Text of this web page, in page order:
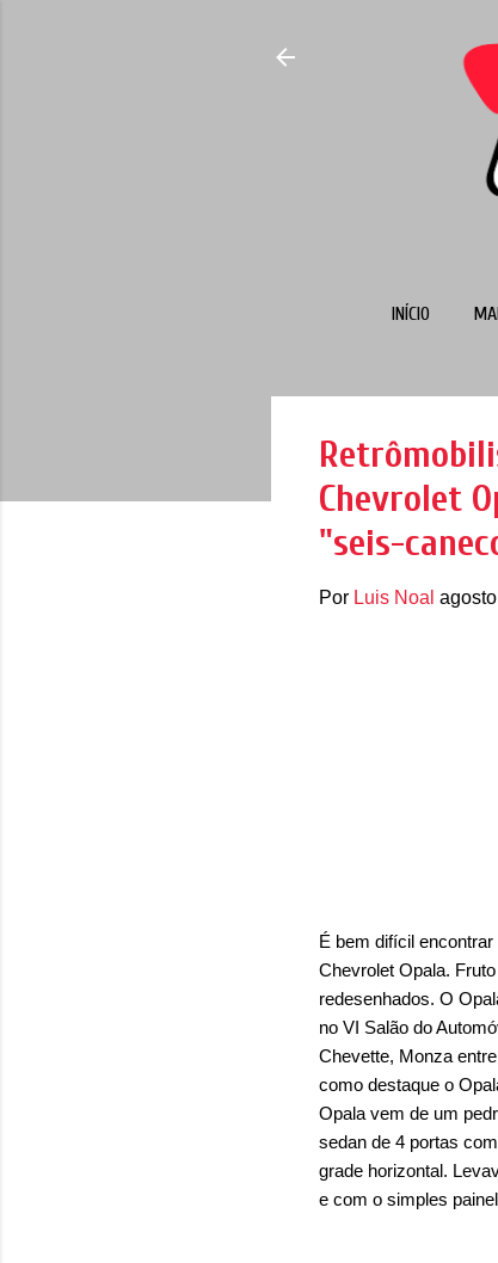
INÍCIO
Chevrolet
"seis-
Por Luis Noal
É bem difícil
Chevrolet Opala.
redesenhados. O
no VI Salão do
Chevette, Monza
como destaque o
Opala vem de um
sedan de 4 portas
grade horizontal.
e com o simples